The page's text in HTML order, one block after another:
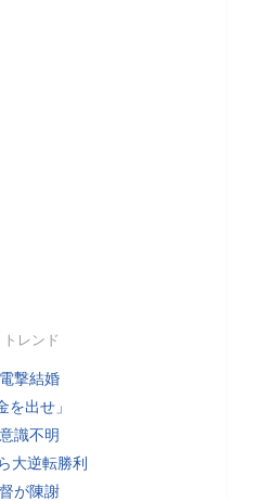
トレンド
撃結婚
出せ」
識不明
大逆転勝利
が陳謝